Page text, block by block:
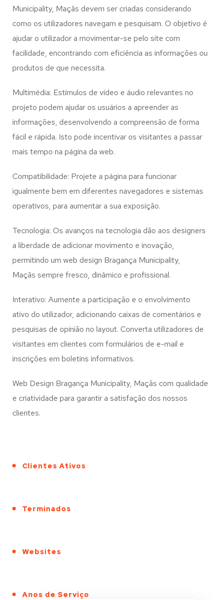
Municipality, Maçãs devem ser criadas considerando
como os utilizadores navegam e pesquisam. O objetivo é
ajudar o utilizador a movimentar-se pelo site com
facilidade, encontrando com eficiência as informações ou
produtos de que necessita.
Multimédia: Estímulos de vídeo e áudio relevantes no
projeto podem ajudar os usuários a apreender as
informações, desenvolvendo a compreensão de forma
fácil e rápida. Isto pode incentivar os visitantes a passar
mais tempo na página da web.
Compatibilidade: Projete a página para funcionar
igualmente bem em diferentes navegadores e sistemas
operativos, para aumentar a sua exposição.
Tecnologia: Os avanços na tecnologia dão aos designers
a liberdade de adicionar movimento e inovação,
permitindo um web design Bragança Municipality,
Maçãs sempre fresco, dinâmico e profissional.
Interativo: Aumente a participação e o envolvimento
ativo do utilizador, adicionando caixas de comentários e
pesquisas de opinião no layout. Converta utilizadores de
visitantes em clientes com formulários de e-mail e
inscrições em boletins informativos.
Web Design Bragança Municipality, Maçãs com qualidade
e criatividade para garantir a satisfação dos nossos
clientes.
Clientes Ativos
Terminados
Websites
Anos de Serviço